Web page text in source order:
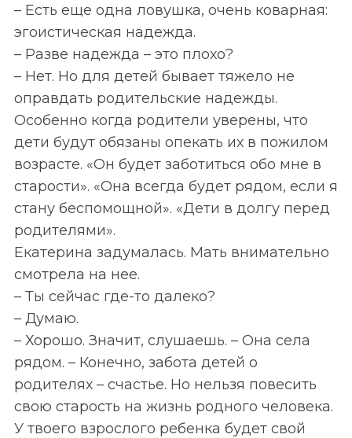
– Есть еще одна ловушка, очень коварная:
эгоистическая надежда.
– Разве надежда – это плохо?
– Нет. Но для детей бывает тяжело не
оправдать родительские надежды.
Особенно когда родители уверены, что
дети будут обязаны опекать их в пожилом
возрасте. «Он будет заботиться обо мне в
старости». «Она всегда будет рядом, если я
стану беспомощной». «Дети в долгу перед
родителями».
Екатерина задумалась. Мать внимательно
смотрела на нее.
– Ты сейчас где-то далеко?
– Думаю.
– Хорошо. Значит, слушаешь. – Она села
рядом. – Конечно, забота детей о
родителях – счастье. Но нельзя повесить
свою старость на жизнь родного человека.
У твоего взрослого ребенка будет свой